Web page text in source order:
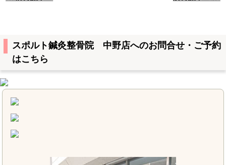
スポルト鍼灸整骨院 中野店へのお問合せ・ご予約
はこちら